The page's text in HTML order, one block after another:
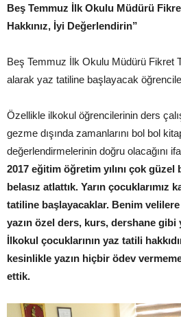
Beş Temmuz İlk Okulu Müdürü
Hakkınız, İyi Değerlendirin”
Beş Temmuz İlk Okulu Müdürü Fikret
alarak yaz tatiline başlayacak
Özellikle ilkokul öğrencilerinin ders
gezme dışında zamanlarını bol bol
değerlendirmelerinin doğru olacağını
2017 eğitim öğretim yılını çok güzel
belasız atlattık. Yarın çocuklarımız
tatiline başlayacaklar. Benim velilere
yazın özel ders, kurs, dershane
İlkokul çocuklarının yaz tatili
kesinlikle yazın hiçbir ödev
ettik.